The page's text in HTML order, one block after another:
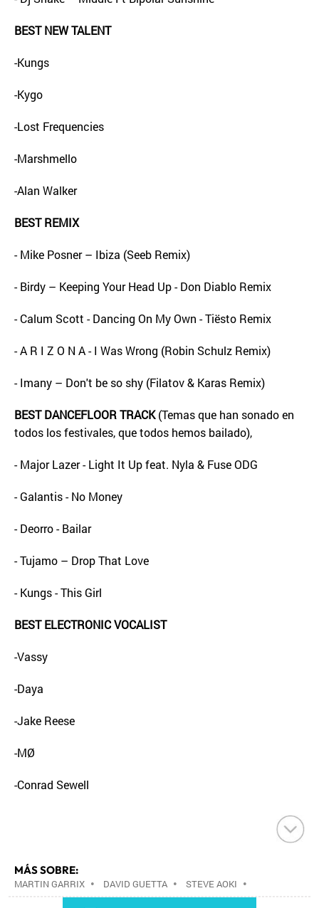
BEST NEW TALENT
-Kungs
-Kygo
-Lost Frequencies
-Marshmello
-Alan Walker
BEST REMIX
- Mike Posner – Ibiza (Seeb Remix)
- Birdy – Keeping Your Head Up - Don Diablo Remix
- Calum Scott - Dancing On My Own - Tiësto Remix
- A R I Z O N A - I Was Wrong (Robin Schulz Remix)
- Imany – Don't be so shy (Filatov & Karas Remix)
BEST DANCEFLOOR TRACK(Temas que han sonado en
todos los festivales, que todos hemos bailado),
- Major Lazer - Light It Up feat. Nyla & Fuse ODG
- Galantis - No Money
- Deorro - Bailar
- Tujamo – Drop That Love
- Kungs - This Girl
BEST ELECTRONIC VOCALIST
-Vassy
-Daya
-Jake Reese
-MØ
-Conrad Sewell
MÁS SOBRE:
MARTIN GARRIX • DAVID GUETTA • STEVE AOKI •
THE CHAINSMOKERS•WDM RADIO AWARDS•